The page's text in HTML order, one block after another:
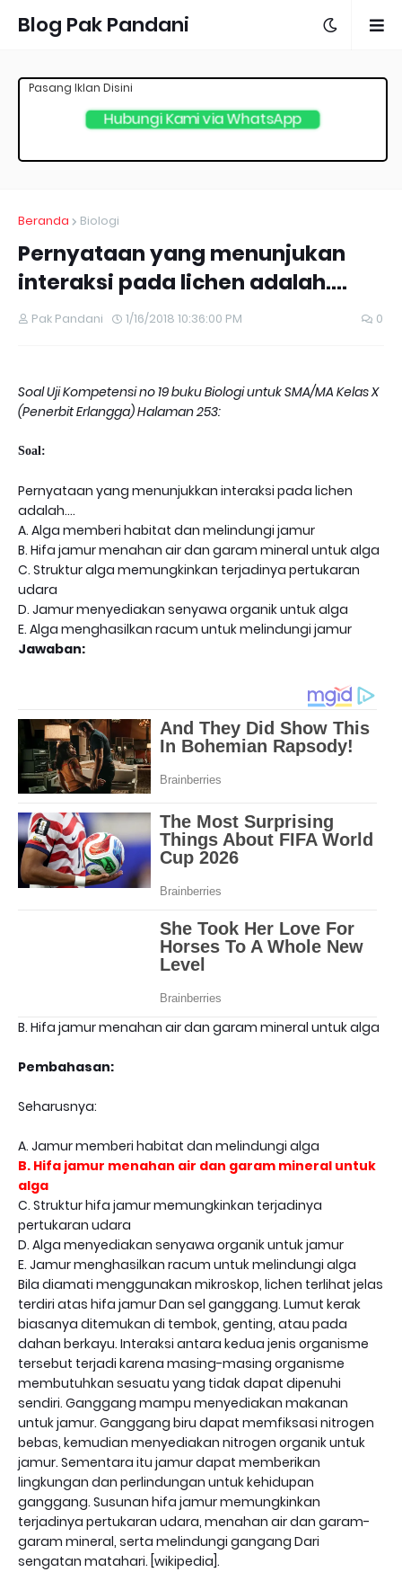
Blog Pak Pandani
Hubungi Kami via WhatsApp
Pasang Iklan Disini
Beranda Biologi
Pernyataan yang menunjukan
interaksi pada lichen adalah....
Pak Pandani 1/16/2018 10:36:00 PM 0
Soal Uji Kompetensi no 19 buku Biologi untuk SMA/MA Kelas X
(Penerbit Erlangga) Halaman 253:
Soal:
Pernyataan yang menunjukkan interaksi pada lichen
adalah....
A. Alga memberi habitat dan melindungi jamur
B. Hifa jamur menahan air dan garam mineral untuk alga
C. Struktur alga memungkinkan terjadinya pertukaran
udara
D. Jamur menyediakan senyawa organik untuk alga
E. Alga menghasilkan racum untuk melindungi jamur
Jawaban:
B. Hifa jamur menahan air dan garam mineral untuk alga
Pembahasan:
Seharusnya:
A. Jamur memberi habitat dan melindungi alga
B. Hifa jamur menahan air dan garam mineral untuk
alga
C. Struktur hifa jamur memungkinkan terjadinya
pertukaran udara
D. Alga menyediakan senyawa organik untuk jamur
E. Jamur menghasilkan racum untuk melindungi alga
Bila diamati menggunakan mikroskop, lichen terlihat jelas
terdiri atas hifa jamur Dan sel ganggang. Lumut kerak
biasanya ditemukan di tembok, genting, atau pada
dahan berkayu. Interaksi antara kedua jenis organisme
tersebut terjadi karena masing-masing organisme
membutuhkan sesuatu yang tidak dapat dipenuhi
sendiri. Ganggang mampu menyediakan makanan
untuk jamur. Ganggang biru dapat memfiksasi nitrogen
bebas, kemudian menyediakan nitrogen organik untuk
jamur. Sementara itu jamur dapat memberikan
lingkungan dan perlindungan untuk kehidupan
ganggang. Susunan hifa jamur memungkinkan
terjadinya pertukaran udara, menahan air dan garam-
garam mineral, serta melindungi gangang Dari
sengatan matahari. [wikipedia].